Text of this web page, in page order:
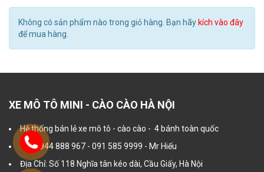
Không có sản phẩm nào trong giỏ hàng. Bạn hãy kích vào đây
để mua hàng.
XE MÔ TÔ MINI - CÀO CÀO HÀ NỘI
Hệ thống bán lẻ xe mô tô - cào cào - 4 bánh toàn quốc
Tel: 0944 888 967 - 091 585 9999 - Mr Hiếu
Địa Chỉ: Số 118 Nghĩa tân kéo dài, Cầu Giấy, Hà Nội